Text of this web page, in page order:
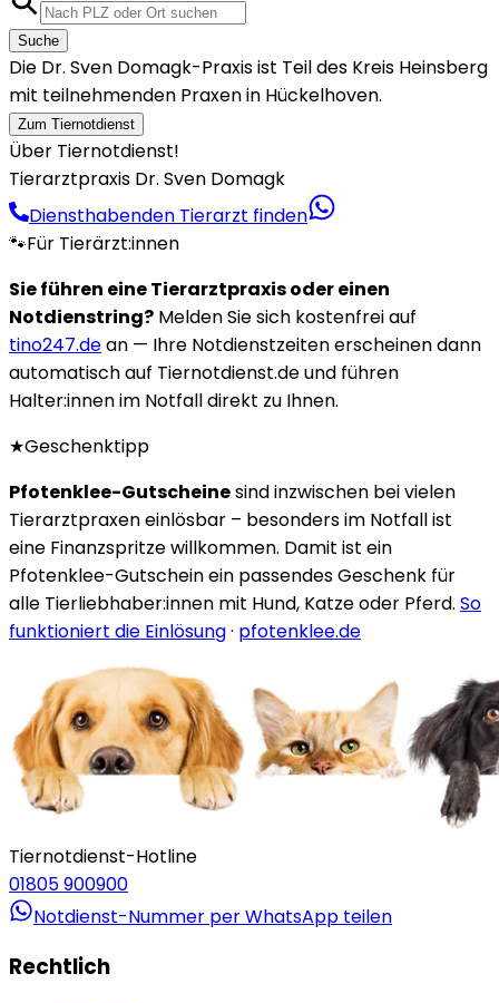
Suche
Die Dr. Sven Domagk-Praxis ist Teil des Kreis Heinsberg
mit teilnehmenden Praxen in Hückelhoven.
Zum Tiernotdienst
Über Tiernotdienst!
Tierarztpraxis Dr. Sven Domagk
Diensthabenden Tierarzt finden
🐾Für Tierärzt:innen
Sie führen eine Tierarztpraxis oder einen
Notdienstring? Melden Sie sich kostenfrei auf
tino247.dean — Ihre Notdienstzeiten erscheinen dann
automatisch auf Tiernotdienst.de und führen
Halter:innen im Notfall direkt zu Ihnen.
★Geschenktipp
Pfotenklee-Gutscheinesind inzwischen bei vielen
Tierarztpraxen einlösbar – besonders im Notfall ist
eine Finanzspritze willkommen. Damit ist ein
Pfotenklee-Gutschein ein passendes Geschenk für
alle Tierliebhaber:innen mit Hund, Katze oder Pferd. So
funktioniert die Einlösung· pfotenklee.de
Tiernotdienst-Hotline
01805 900900
Notdienst-Nummer per WhatsApp teilen
Rechtlich